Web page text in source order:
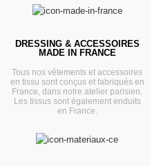
DRESSING & ACCESSOIRES
MADE IN FRANCE
Tous nos vêtements et accessoires
en tissu sont conçus et fabriqués en
France, dans notre atelier parisien.
Les tissus sont également enduits
en France.